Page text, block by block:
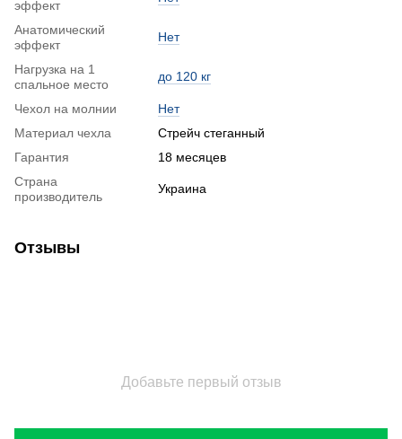
эффект
Анатомический
эффект
Нет
Нагрузка на 1
спальное место
до 120 кг
Чехол на молнии
Нет
Материал чехла
Стрейч стеганный
Гарантия
18 месяцев
Страна
производитель
Украина
Отзывы
Добавьте первый отзыв